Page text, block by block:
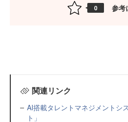
0 参考
関連リンク
AI搭載タレントマネジメントシ
ト」